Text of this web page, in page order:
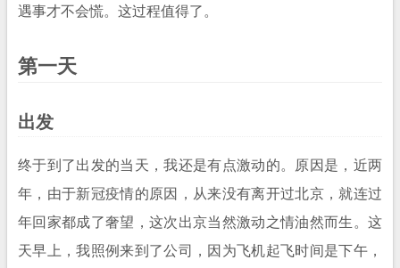
遇事才不会慌。这过程值得了。
第一天
出发
终于到了出发的当天，我还是有点激动的。原因是，近两
年，由于新冠疫情的原因，从来没有离开过北京，就连过
年回家都成了奢望，这次出京当然激动之情油然而生。这
天早上，我照例来到了公司，因为飞机起飞时间是下午，